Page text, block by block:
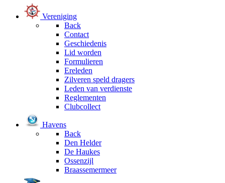
Vereniging
Back
Contact
Geschiedenis
Lid worden
Formulieren
Ereleden
Zilveren speld dragers
Leden van verdienste
Reglementen
Clubcollect
Havens
Back
Den Helder
De Haukes
Ossenzijl
Braassemermeer